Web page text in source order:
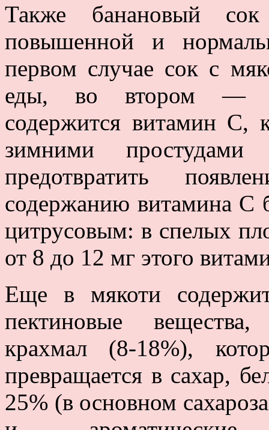
Также банановый
повышенной и
первом случае сок с
еды, во втором —
содержится витамин С,
зимними
предотвратить
содержанию витамина С
цитрусовым: в спелых
от 8 до 12 мг этого
Еще в мякоти
пектиновые
крахмал (8-18%),
превращается в сахар,
25% (в основном